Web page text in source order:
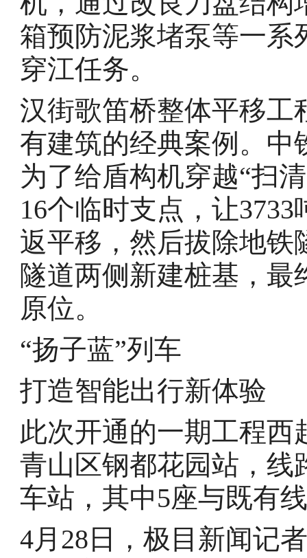
箱预防泥浆堵泵等一系
穿江任务。
汉街歌笛桥整体平移工
有建筑的经典案例。中
为了给盾构机穿越“扫
16个临时支点，让
返平移，然后拔除地铁
隧道两侧新建桩基，最
原位。
“扬子蓝”列车
打造智能出行新体验
此次开通的一期工程
青山区钢都花园站，线
车站，其中5座与既有
4月28日，极目新闻记